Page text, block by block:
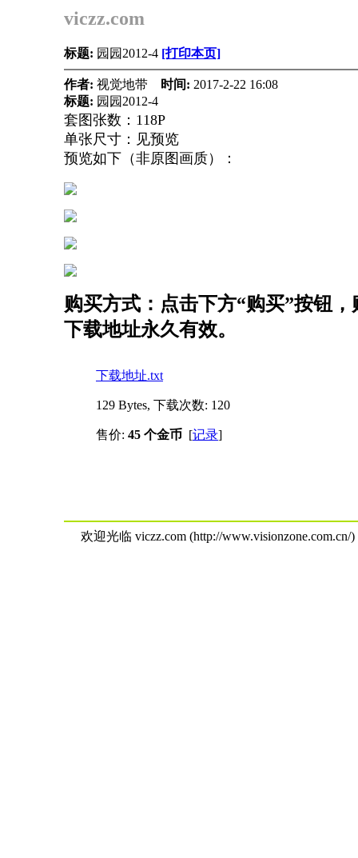
viczz.com
标题: 园园2012-4 [打印本页]
作者: 视觉地带 时间: 2017-2-22 16:08
标题: 园园2012-4
套图张数：118P
单张尺寸：见预览
预览如下（非原图画质）：
购买方式：点击下方“购买”按钮
下载地址永久有效。
下载地址.txt
129 Bytes, 下载次数: 120
售价: 45 个金币 [记录]
欢迎光临 viczz.com (http://www.visionzone.com.cn/)